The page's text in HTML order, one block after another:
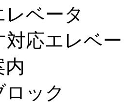
レベータ
対応エレベ
内
ロック